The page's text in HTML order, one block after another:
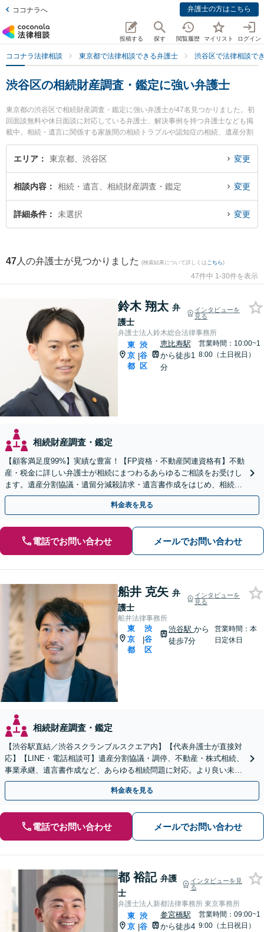
ココナラへ 弁護士の方はこちら
投稿する 探す 閲覧履歴 マイリスト ログイン
ココナラ法律相談 東京都で法律相談できる弁護士 渋谷区で法律相談で
渋谷区の相続財産調査・鑑定に強い弁護士
東京都の渋谷区で相続財産調査・鑑定に強い弁護士が47名見つかりました。初
回面談無料や休日面談に対応している弁護士、解決事例を持つ弁護士なども掲
載中。相続・遺言に関係する家族間の相続トラブルや認知症の相続、遺産分割
等の細かな分野での絞り込み検索もでき便利です。特に弁護士法人鈴木総合法
律事務所の鈴木 翔太弁護士や船井法律事務所の船井 克矢弁護士、弁護士法人新
鑑定のトラブルを今すぐに弁護士に相談したい』『相続財産調査・鑑定のトラ
ブル解決の実績豊富な近くの弁護士を検索したい』『初回相談無料で相続財産
調査・鑑定を法律相談できる渋谷区内の弁護士に相談予約したい』などでお困
エリア 東京都、渋谷区 変更
相談内容 相続・遺言、相続財産調査・鑑定 変更
詳細条件 未選択 変更
47 人の弁護士が見つかりました (検索結果について詳しくは こちら)
47件中 1-30件を表示
鈴木 翔太 弁
護士
インタビューを
見る
弁護士法人鈴木総合法律事務所
東
京
都
|
渋
谷
区
恵比寿駅
から徒歩1
分
営業時間：10:00~1
8:00（土日祝日）
相続財産調査・鑑定
【顧客満足度99%】実績な豊富！【FP資格・不動産関連資格有】不動
産・税金に詳しい弁護士が相続にまつわるあらゆるご相談をお受けし
ます。遺産分割協議・遺留分減殺請求・遺言書作成をはじめ、相続で
すでに揉めている方はどうぞご相談ください。
料金表を見る
電話でお問い合わせ メールでお問い合わせ
船井 克矢 弁
護士
インタビューを
見る
船井法律事務所
東
京
都
|
渋
谷
区
渋谷駅から
徒歩7分
営業時間：本
日定休日
相続財産調査・鑑定
【渋谷駅直結／渋谷スクランブルスクエア内】【代表弁護士が直接対
応】【LINE・電話相談可】遺産分割協議・調停、不動産・株式相続、
事業承継、遺言書作成など、あらゆる相続問題に対応。より良い未来
のため、円満な解決を目指します。
料金表を見る
電話でお問い合わせ メールでお問い合わせ
都 裕記 弁護
士
インタビューを見
る
弁護士法人新都法律事務所 東京事務所
東
京 |
渋
谷
参宮橋駅
から徒歩4
営業時間：09:00~1
9:00（土日祝日）